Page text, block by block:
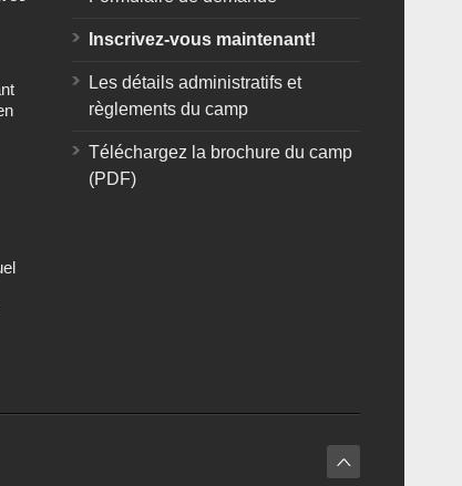
Inscrivez-vous maintenant!
Les détails administratifs et
règlements du camp
Téléchargez la brochure du camp
(PDF)